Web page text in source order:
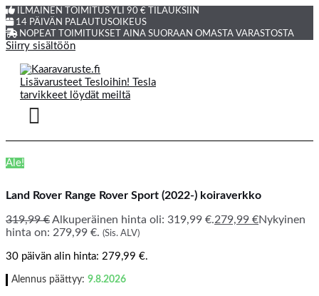
ILMAINEN TOIMITUS YLI 90 € TILAUKSIIN
14 PÄIVÄN PALAUTUSOIKEUS
NOPEAT TOIMITUKSET AINA SUORAAN OMASTA VARASTOSTA
Siirry sisältöön
Ale!
Land Rover Range Rover Sport (2022-) koiraverkko
319,99€ Alkuperäinen hinta oli: 319,99 €.279,99 €Nykyinen
hinta on: 279,99 €. (Sis. ALV)
30 päivän alin hinta: 279,99 €.
Alennus päättyy: 9.8.2026